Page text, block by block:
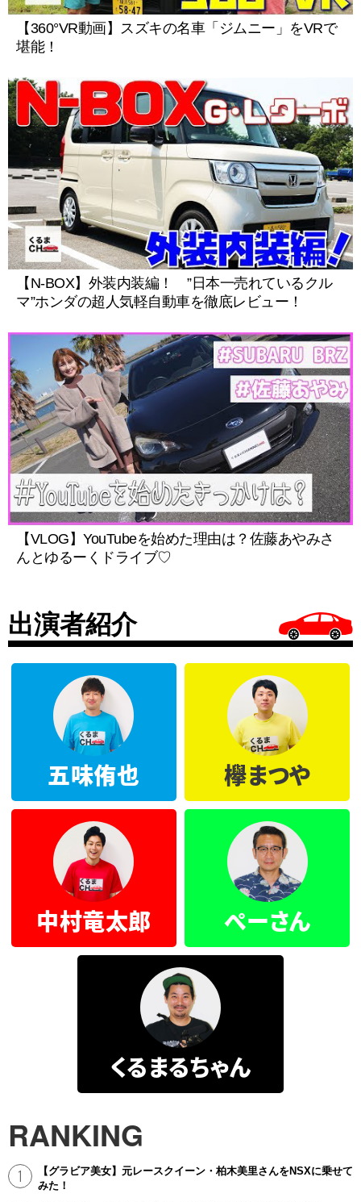
【360°VR動画】スズキの名車「ジムニー」をVRで
堪能！
【N-BOX】外装内装編！ ”日本一売れているクル
マ”ホンダの超人気軽自動車を徹底レビュー！
【VLOG】YouTubeを始めた理由は？佐藤あやみさ
んとゆるーくドライブ♡
出演者紹介
五味侑也 欅まつや
中村竜太郎 ぺーさん
くるまるちゃん
RANKING
【グラビア美女】元レースクイーン・柏木美里さんをNSXに乗せて
みた！